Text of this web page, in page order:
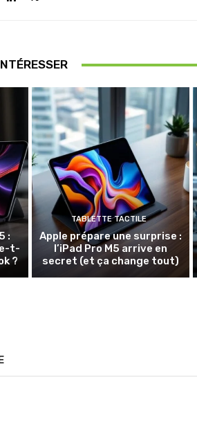
:
t-
?
TABLETTE TACTILE
Apple prépare une surprise :
l’iPad Pro M5 arrive en
secret (et ça change tout)